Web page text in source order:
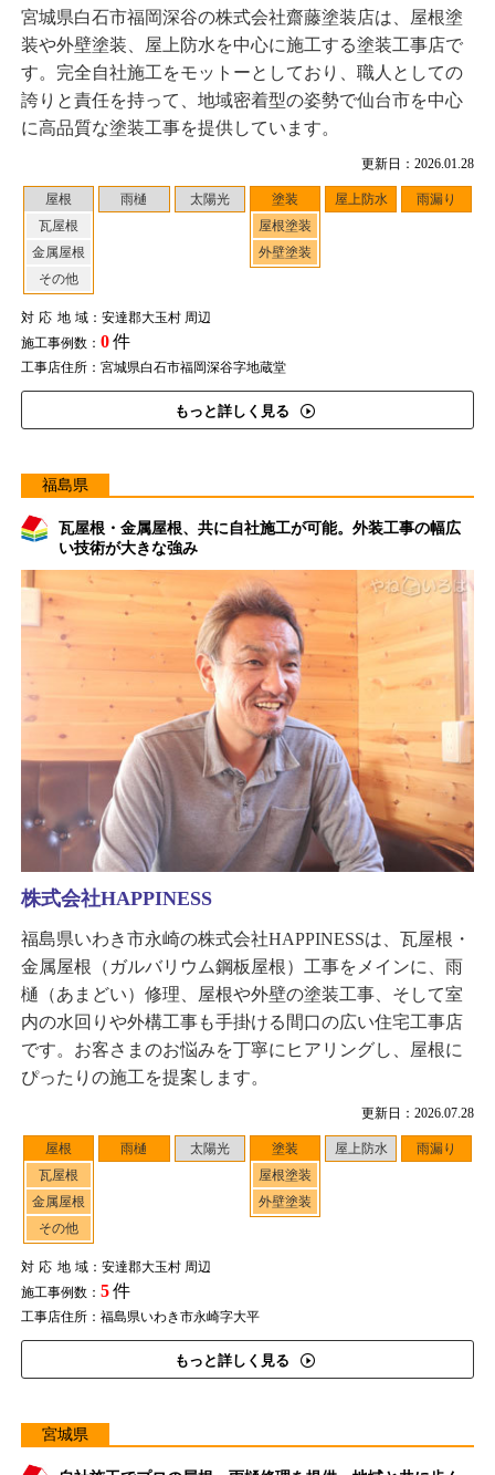
更新日：2026.01.28
屋根
瓦屋根
金属屋根
その他
雨樋 太陽光
塗装
屋根塗装
外壁塗装
屋上防水 雨漏り
対応地域：安達郡大玉村 周辺
施工事例数： 0件
工事店住所：宮城県白石市福岡深谷字地蔵堂
もっと詳しく見る
宮城県白石市福岡深谷の株式会社齋藤塗装店は、屋根塗
装や外壁塗装、屋上防水を中心に施工する塗装工事店で
す。完全自社施工をモットーとしており、職人としての
誇りと責任を持って、地域密着型の姿勢で仙台市を中心
に高品質な塗装工事を提供しています。
福島県
瓦屋根・金属屋根、共に自社施工が可能。外装工事の幅広
い技術が大きな強み
更新日：2026.07.28
屋根
瓦屋根
金属屋根
その他
雨樋 太陽光
塗装
屋根塗装
外壁塗装
屋上防水 雨漏り
対応地域：安達郡大玉村 周辺
施工事例数： 5件
工事店住所：福島県いわき市永崎字大平
もっと詳しく見る
株式会社HAPPINESS
福島県いわき市永崎の株式会社HAPPINESSは、瓦屋根・
金属屋根（ガルバリウム鋼板屋根）工事をメインに、雨
樋（あまどい）修理、屋根や外壁の塗装工事、そして室
内の水回りや外構工事も手掛ける間口の広い住宅工事店
です。お客さまのお悩みを丁寧にヒアリングし、屋根に
ぴったりの施工を提案します。
宮城県